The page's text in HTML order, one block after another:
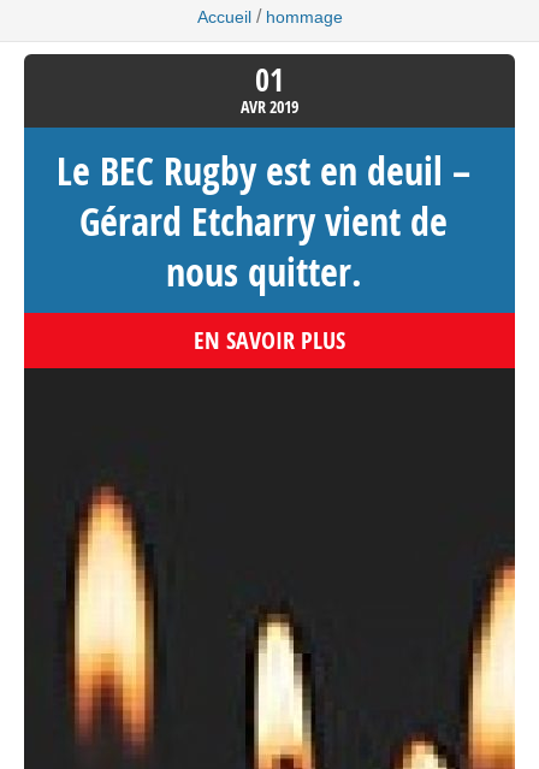
Accueil / hommage
01
AVR2019
Le BEC Rugby est en deuil –
Gérard Etcharry vient de
nous quitter.
EN SAVOIR PLUS